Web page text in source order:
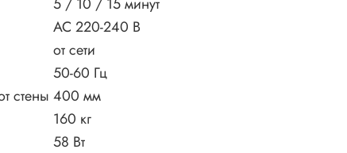
АС 220-240 В
от сети
50-60 Гц
стены 400 мм
160 кг
58 Вт